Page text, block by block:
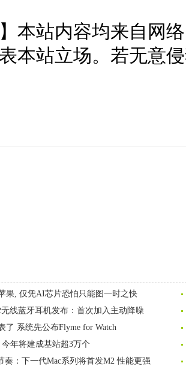
】本站内容均来自网
本站立场。若无意
果, 仅凭AI芯片恐怕只能图一时之快
线蓝牙耳机发布：首次加入主动降噪
了 系统先公布Flyme for Watch
年将建成基站超3万个
奏：下一代Mac系列将首发M2 性能更强